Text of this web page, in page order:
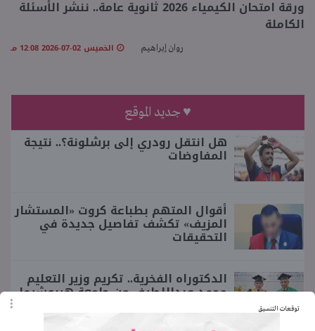
توقعات التنسيق
ورقة امتحان الكيمياء 2026 ثانوية عامة.. ننشر الأسئلة
الكاملة
روان إبراهيم الخميس 02-07-2026 12:08 مـ
♥ جديد الموقع
هل انتقل رودري إلى برشلونة؟.. نتيجة
المفاوضات
أقوال المتهم بطباعة كروت «المستشار
المزيف» تكشف تفاصيل جديدة في
التحقيقات
الدكتوراه الفخرية.. تكريم وزير التعليم
محمد عبداللطيف من جامعة هيروشيما